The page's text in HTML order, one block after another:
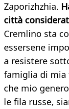
Zaporizhzhia.
città
Cremlino sta
essersene
a resistere
famiglia di mia
che mio
le fila russe,